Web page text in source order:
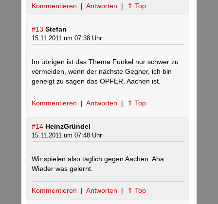
Kommentieren | Antworten | ⇑ Top
#13 Stefan
15.11.2011 um 07:38 Uhr
Im übrigen ist das Thema Funkel nur schwer zu
vermeiden, wenn der nächste Gegner, ich bin
geneigt zu sagen das OPFER, Aachen ist.
Kommentieren | Antworten | ⇑ Top
#14 HeinzGründel
15.11.2011 um 07:48 Uhr
Wir spielen also täglich gegen Aachen. Aha.
Wieder was gelernt.
Kommentieren | Antworten | ⇑ Top